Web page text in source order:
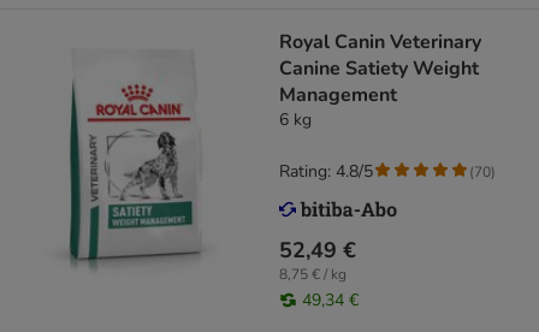
Royal Canin Veterinary
Canine Satiety Weight
Management
6 kg
52,49 €
8,75 € / kg
49,34 €
Rating: 4.8/5 (70)